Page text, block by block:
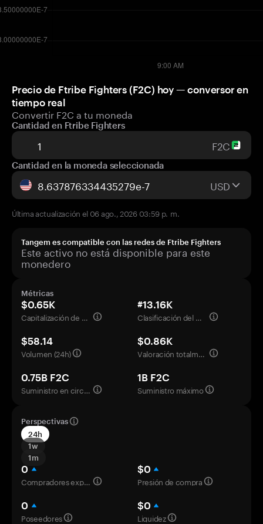
Precio de Ftribe Fighters (F2C) hoy — conversor en
tiempo real
Convertir F2C a tu moneda
Cantidad en Ftribe Fighters
F2C
Cantidad en la moneda seleccionada
USD
Última actualización el 06 ago., 2026 03:59 p. m.
Tangem es compatible con las redes de Ftribe Fighters
Este activo no está disponible para este
monedero
Métricas
$0.65K
Capitalización de mercado
#13.16K
Clasificación del mercado
$58.14
Volumen (24h)
$0.86K
Valoración totalmente diluida
0.75B F2C
Suministro en circulación
1B F2C
Suministro máximo
Perspectivas
24h
1w
1m
0
Compradores experimentados
$0
Presión de compra
0
Poseedores
$0
Liquidez